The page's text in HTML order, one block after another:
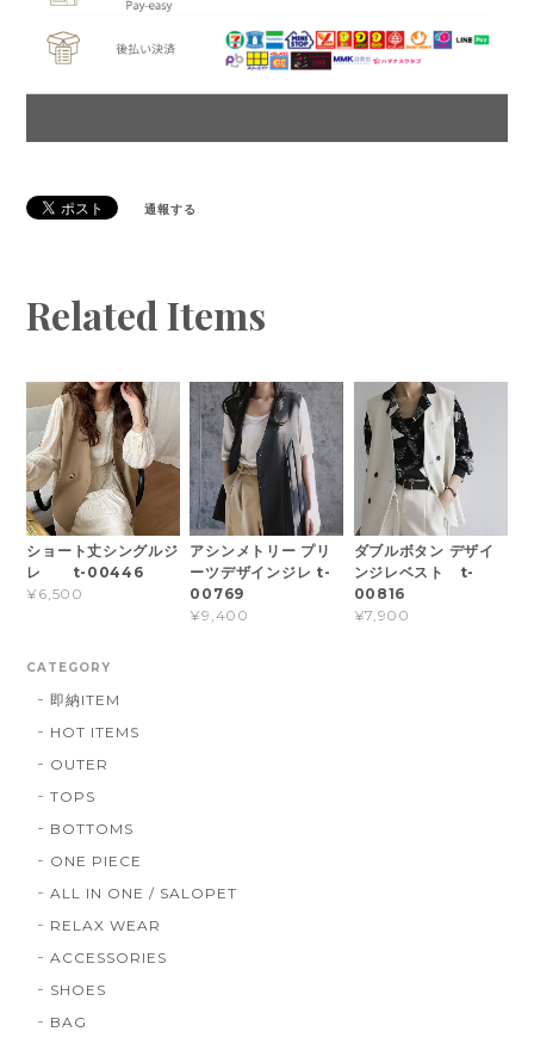
通報する
Related Items
ショート丈シングルジ
レ t-00446
¥6,500
アシンメトリー プリ
ーツデザインジレ t-
00769
¥9,400
ダブルボタン デザイ
ンジレベスト t-
00816
¥7,900
CATEGORY
即納ITEM
HOT ITEMS
OUTER
TOPS
BOTTOMS
ONE PIECE
ALL IN ONE / SALOPET
RELAX WEAR
ACCESSORIES
SHOES
BAG